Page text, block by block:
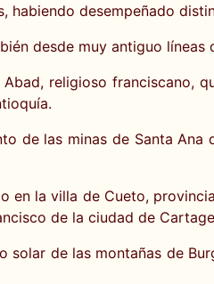
habiendo desempeñado
desde muy antiguo
religioso franciscano,
de las minas de Santa
en la villa de Cueto,
de la ciudad de
de las montañas de